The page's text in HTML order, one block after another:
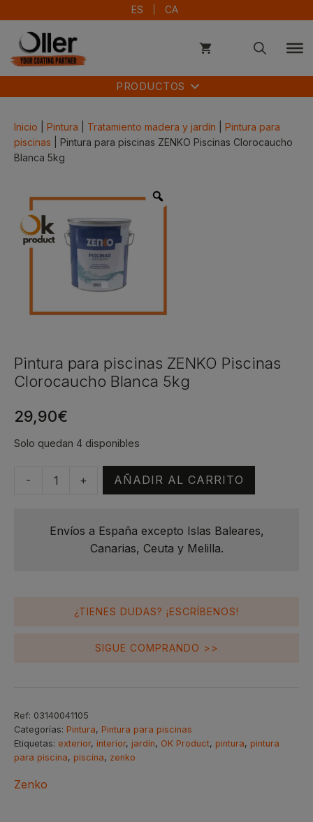
contenido
ES CA
PRODUCTOS
Inicio Pintura Tratamiento madera y jardín
Pintura para
piscinas | Pintura para piscinas ZENKO Piscinas Clorocaucho
Blanca 5kg
Pintura para piscinas ZENKO Piscinas
Clorocaucho Blanca 5kg
29,90€
Solo quedan 4 disponibles
-
Pintura
ZENKO
Piscinas
5kg
+ AÑADIR AL CARRITO
Envíos a España excepto Islas Baleares,
Canarias, Ceuta y Melilla.
¿TIENES DUDAS? ¡ESCRÍBENOS!
SIGUE COMPRANDO >>
Ref: 03140041105
Categorías: Pintura, Pintura para piscinas
Etiquetas: exterior, interior, jardín, OK Product, pintura, pintura
para piscina, piscina, zenko
Zenko